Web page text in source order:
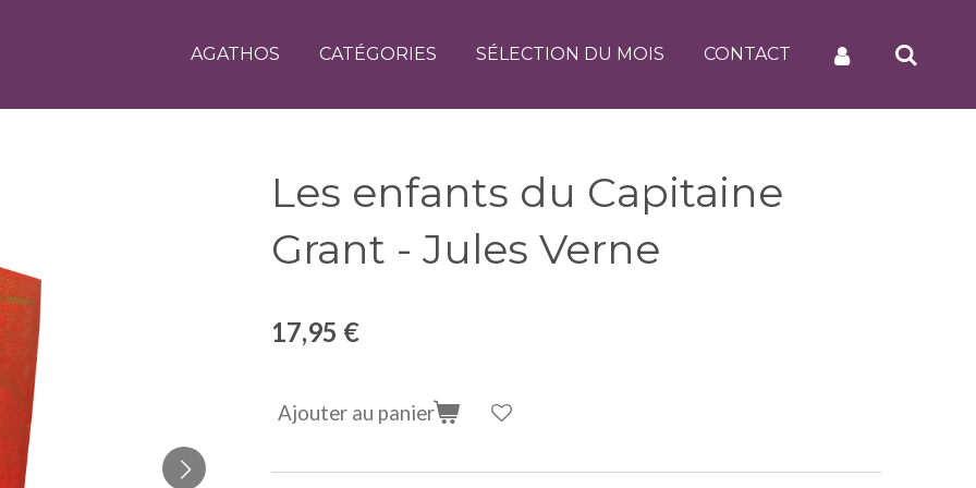
AGATHOS CATÉGORIES SÉLECTION DU MOIS CONTACT
Les enfants du Capitaine
Grant - Jules Verne
17,95 €
Ajouter au panier